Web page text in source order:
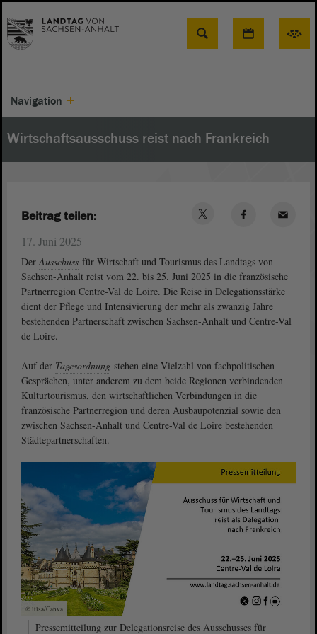
Suche
Navigation
Wirtschaftsausschuss reist nach Frankreich
17. Juni 2025
DerAusschuss für Wirtschaft und Tourismus des Landtags von
Sachsen-Anhalt reist vom 22. bis 25. Juni 2025 in die französische
Partnerregion Centre-Val de Loire. Die Reise in Delegationsstärke
dient der Pflege und Intensivierung der mehr als zwanzig Jahre
bestehenden Partnerschaft zwischen Sachsen-Anhalt und Centre-Val
de Loire.
Auf der Tagesordnung stehen eine Vielzahl von fachpolitischen
Gesprächen, unter anderem zu dem beide Regionen verbindenden
Kulturtourismus, den wirtschaftlichen Verbindungen in die
französische Partnerregion und deren Ausbaupotenzial sowie den
zwischen Sachsen-Anhalt und Centre-Val de Loire bestehenden
Städtepartnerschaften.
© ltlsa/Canva
Pressemitteilung zur Delegationsreise des Ausschusses für
Beitrag teilen: